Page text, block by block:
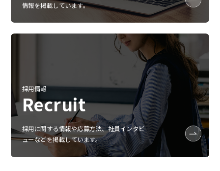
情報を掲載しています。
採用情報
Recruit
採用に関する情報や応募方法、社員インタビ
ューなどを掲載しています。